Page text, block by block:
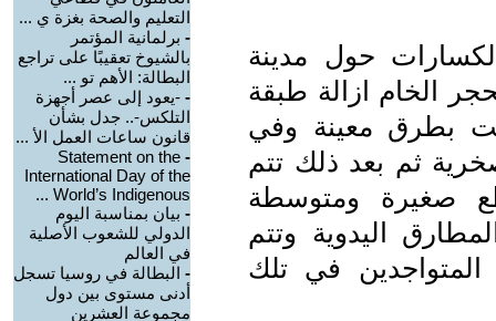
حول مدينة
الخام ازالة طبقة
بطرق معينة وفي
ثم بعد ذلك تتم
صغيرة ومتوسطة
اليدوية وتتم
المتواجدين في تلك
التعليم والصحة بغزة ي ...
- برلمانية المؤتمر
بالشيوخ تعقيبًا على تراجع
البطالة: الأهم تو ...
- -يعود إلى عصر أجهزة
التلكس-.. جدل بشأن
قانون ساعات العمل الأ ...
-
Statement on the
International Day of the
World’s Indigenous ...
- بيان بمناسبة اليوم
الدولي للشعوب الأصلية
في العالم
- البطالة في روسيا تسجل
أدنى مستوى بين دول
مجموعة العشرين